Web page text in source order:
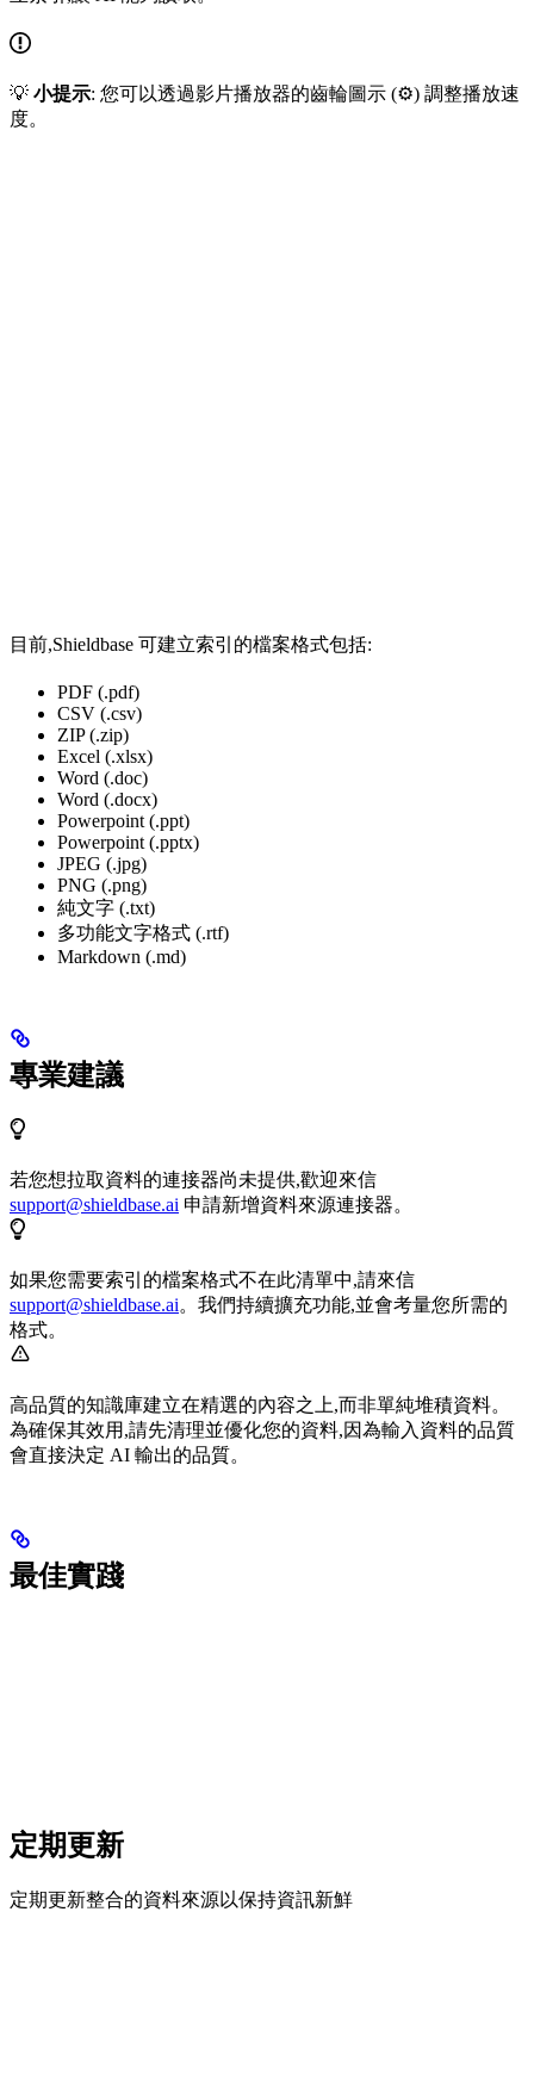
💡 小提示: 您可以透過影片播放器的齒輪圖示 (⚙️) 調整播放速
度。
目前,Shieldbase 可建立索引的檔案格式包括:
PDF (.pdf)
CSV (.csv)
ZIP (.zip)
Excel (.xlsx)
Word (.doc)
Word (.docx)
Powerpoint (.ppt)
Powerpoint (.pptx)
JPEG (.jpg)
PNG (.png)
純文字 (.txt)
多功能文字格式 (.rtf)
Markdown (.md)
專業建議
若您想拉取資料的連接器尚未提供,歡迎來信
support@shieldbase.ai 申請新增資料來源連接器。
如果您需要索引的檔案格式不在此清單中,請來信
support@shieldbase.ai。我們持續擴充功能,並會考量您所需的
格式。
高品質的知識庫建立在精選的內容之上,而非單純堆積資料。
為確保其效用,請先清理並優化您的資料,因為輸入資料的品質
會直接決定 AI 輸出的品質。
最佳實踐
定期更新
定期更新整合的資料來源以保持資訊新鮮